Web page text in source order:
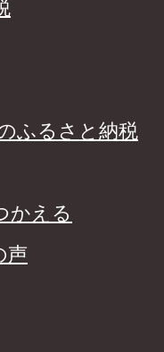
ふるさと納税
かえる
声